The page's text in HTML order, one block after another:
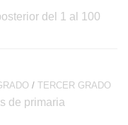
del 1 al 100
/ TERCER GRADO
de primaria